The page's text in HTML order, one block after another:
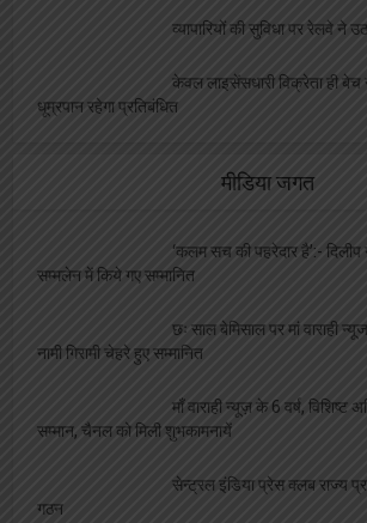
व्यापारियों की सुविधा पर रेलवे ने
केवल लाइसेंसधारी विक्रेता ही
धूम्रपान रहेगा प्रतिबंधित
मीडिया जगत
‘कलम सच की पहरेदार है’:- दिलीप
सम्मलेन में किये गए सम्मानित
छः साल बेमिसाल पर मां वाराही
नामी गिरामी चेहरे हुए सम्मानित
माँ वाराही न्यूज़ के 6 वर्ष, विशिष्ट
सम्मान, चैनल को मिली शुभकामनायें
सेन्ट्रल इंडिया प्रेस क्लब राज्य
गठन